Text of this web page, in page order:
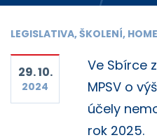
LEGISLATIVA, ŠKOLENÍ,
29. 10.
2024
Ve Sbírce
MPSV o
účely
rok 2025.